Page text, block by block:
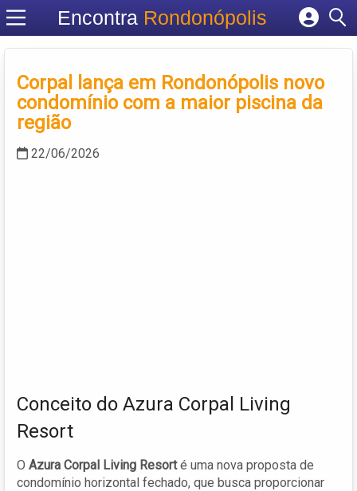
Encontra Rondonópolis
Cadastrar empresa
Criar conta
Corpal lança em Rondonópolis novo
condomínio com a maior piscina da
região
22/06/2026
Conceito do Azura Corpal Living
Resort
O Azura Corpal Living Resorté uma nova proposta de
condomínio horizontal fechado, que busca proporcionar